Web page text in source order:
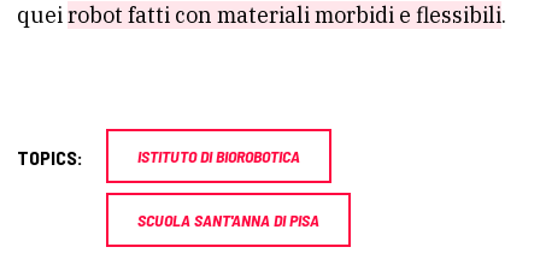
queirobot fatti con materiali morbidi e flessibili.
TOPICS: ISTITUTO DI BIOROBOTICA
SCUOLA SANT'ANNA DI PISA